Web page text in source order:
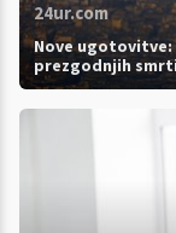
24ur.com
Nove ugotovitve:
prezgodnjih